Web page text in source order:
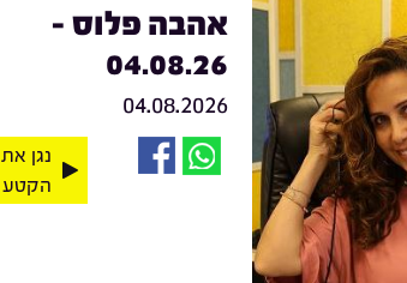
אהבה פלוס -
04.08.26
04.08.2026
נגן את
הקטע